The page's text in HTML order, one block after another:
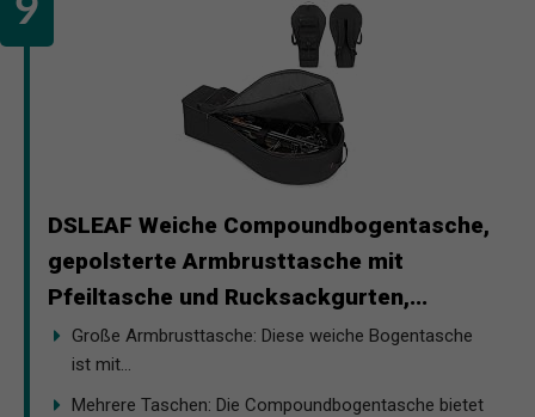
DSLEAF Weiche Compoundbogentasche,
gepolsterte Armbrusttasche mit
Pfeiltasche und Rucksackgurten,...
Große Armbrusttasche: Diese weiche Bogentasche
ist mit...
Mehrere Taschen: Die Compoundbogentasche bietet